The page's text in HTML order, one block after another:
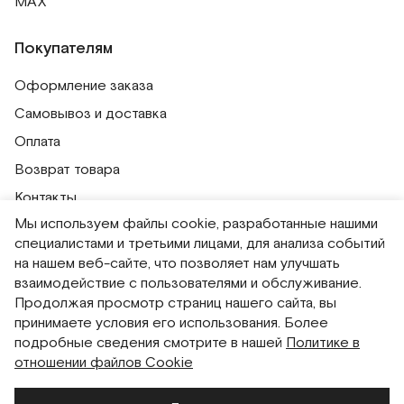
Покупателям
Оформление заказа
Самовывоз и доставка
Оплата
Возврат товара
Контакты
Публичная оферта
Политика обработки персональных данных
Политика использования сессионных файлов
Согласие на получение рассылок
Согласие на обработку персональных данных
Система привилегий
Мы используем файлы cookie, разработанные нашими
специалистами и третьими лицами, для анализа событий
на нашем веб-сайте, что позволяет нам улучшать
взаимодействие с пользователями и обслуживание.
Продолжая просмотр страниц нашего сайта, вы
принимаете условия его использования. Более
подробные сведения смотрите в нашей Политике в
отношении файлов Cookie